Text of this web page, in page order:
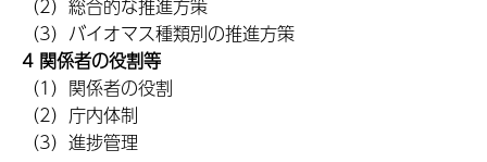
（2）総合的な推進方策
（3）バイオマス種類別の推進方策
4 関係者の役割等
（1）関係者の役割
（2）庁内体制
（3）進捗管理